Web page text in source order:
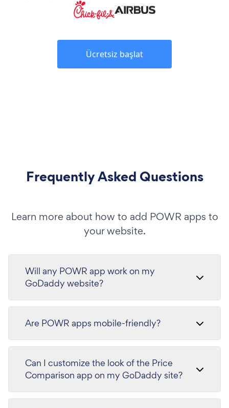
Ücretsiz başlat
Frequently Asked Questions
Learn more about how to add POWR apps to
your website.
Will any POWR app work on my
GoDaddy website?
Are POWR apps mobile-friendly?
Can I customize the look of the Price
Comparison app on my GoDaddy site?